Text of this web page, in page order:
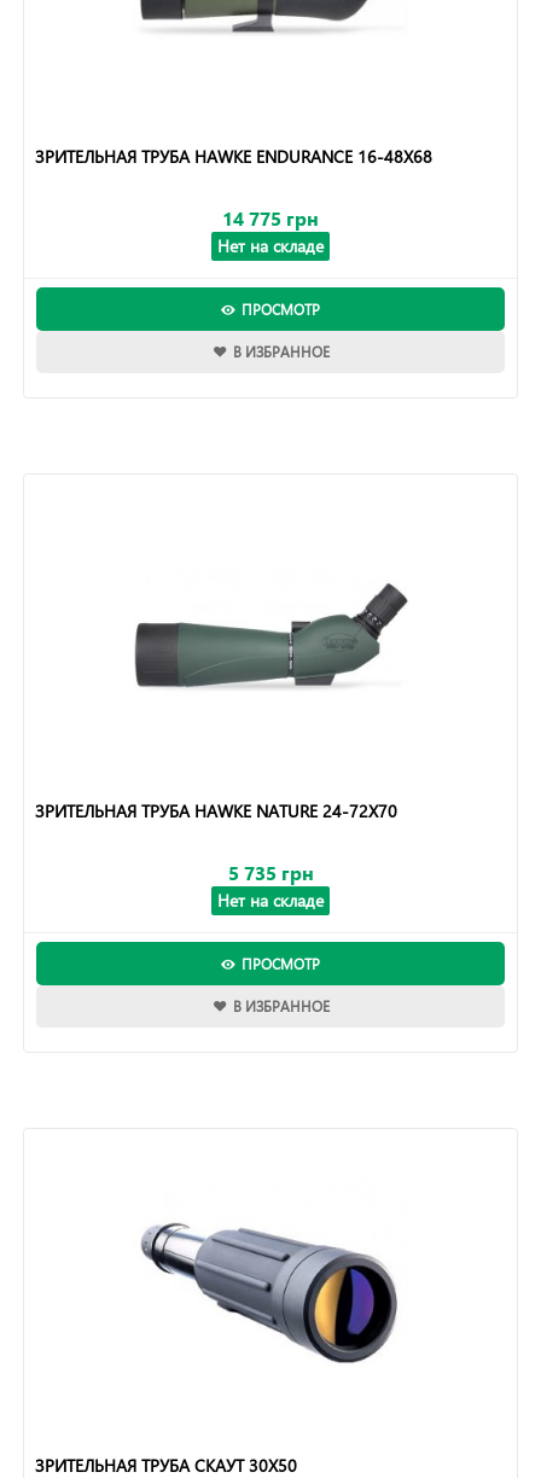
ЗРИТЕЛЬНАЯ ТРУБА HAWKE ENDURANCE 16-48X68
14 775 грн
Нет на складе
ПРОСМОТР
В ИЗБРАННОЕ
ЗРИТЕЛЬНАЯ ТРУБА HAWKE NATURE 24-72Х70
5 735 грн
Нет на складе
ПРОСМОТР
В ИЗБРАННОЕ
ЗРИТЕЛЬНАЯ ТРУБА СКАУТ 30Х50